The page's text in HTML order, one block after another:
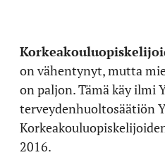
on vähentynyt, mutta
on paljon. Tämä käy ilmi
terveydenhuoltosäätiön
2016.